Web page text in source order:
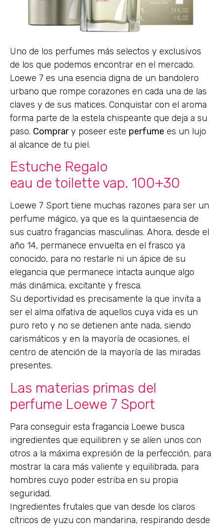
Uno de los perfumes más selectos y exclusivos
de los que podemos encontrar en el mercado.
Loewe 7 es una esencia digna de un bandolero
urbano que rompe corazones en cada una de las
claves y de sus matices. Conquistar con el aroma
forma parte de la estela chispeante que deja a su
paso. Comprary poseer este perfume es un lujo
al alcance de tu piel.
Estuche Regalo
eau de toilette vap. 100+30
Loewe 7 Sport tiene muchas razones para ser un
perfume mágico, ya que es la quintaesencia de
sus cuatro fragancias masculinas. Ahora, desde el
año 14, permanece envuelta en el frasco ya
conocido, para no restarle ni un ápice de su
elegancia que permanece intacta aunque algo
más dinámica, excitante y fresca.
Su deportividad es precisamente la que invita a
ser el alma olfativa de aquellos cuya vida es un
puro reto y no se detienen ante nada, siendo
carismáticos y en la mayoría de ocasiones, el
centro de atención de la mayoría de las miradas
presentes.
Las materias primas del
perfume Loewe 7 Sport
Para conseguir esta fragancia Loewe busca
ingredientes que equilibren y se alíen unos con
otros a la máxima expresión de la perfección, para
mostrar la cara más valiente y equilibrada, para
hombres cuyo poder estriba en su propia
seguridad.
Ingredientes frutales que van desde los claros
cítricos de yuzu con mandarina, respirando desde